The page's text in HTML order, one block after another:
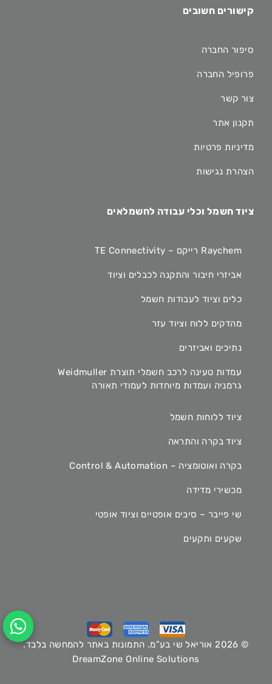
קישורים חשובים
סיפור החברה
פרופיל החברה
צור קשר
תקנון אתר
מדיניות פרטיות
הצהרת נגישות
ציוד חשמל וכלי עבודה לחשמלאים
Raychem רייקם – TE Connectivity
אביזרי חיבור והתקנה לכבלים וציוד
כלים וציוד לעבודות חשמל
מהדקים ללוח וציוד עזר
נתיכים ואביזרים
עמדות טעינה לרכב חשמלי תוצרת Weidmuller
גרמניה ועמדות מיוחדות לעמודי תאורה
ציוד ללוחות חשמל
ציוד בקרה והתראה
בקרה ואוטומציה – Control & Automation
מכשירי מדידה
שי פייבר – סיבים אופטיים וציוד אופטי
שקעים ותקעים
© 2026 אוריאל שי בע”מ. התמונות באתר להמחשה בלבד.
DreamZone Online Solutions